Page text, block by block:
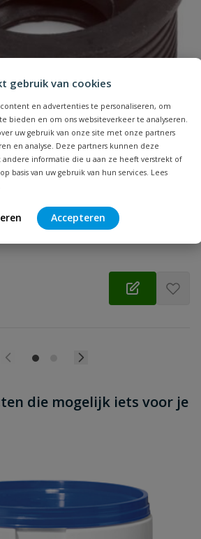
gebruik van cookies
en advertenties te personaliseren, om
bieden en om ons websiteverkeer te analyseren.
uw gebruik van onze site met onze partners
en analyse. Deze partners kunnen deze
informatie die u aan ze heeft verstrekt of
basis van uw gebruik van hun services. Lees
Accepteren
die mogelijk iets voor je